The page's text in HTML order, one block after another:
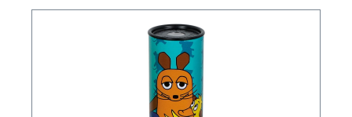
Geschenk für Kinder und Erwachsene, die
die beliebte Maus und ihre Freunde mögen.
Maße (L × B): 12,5 × 4,5 cm Altersangabe: